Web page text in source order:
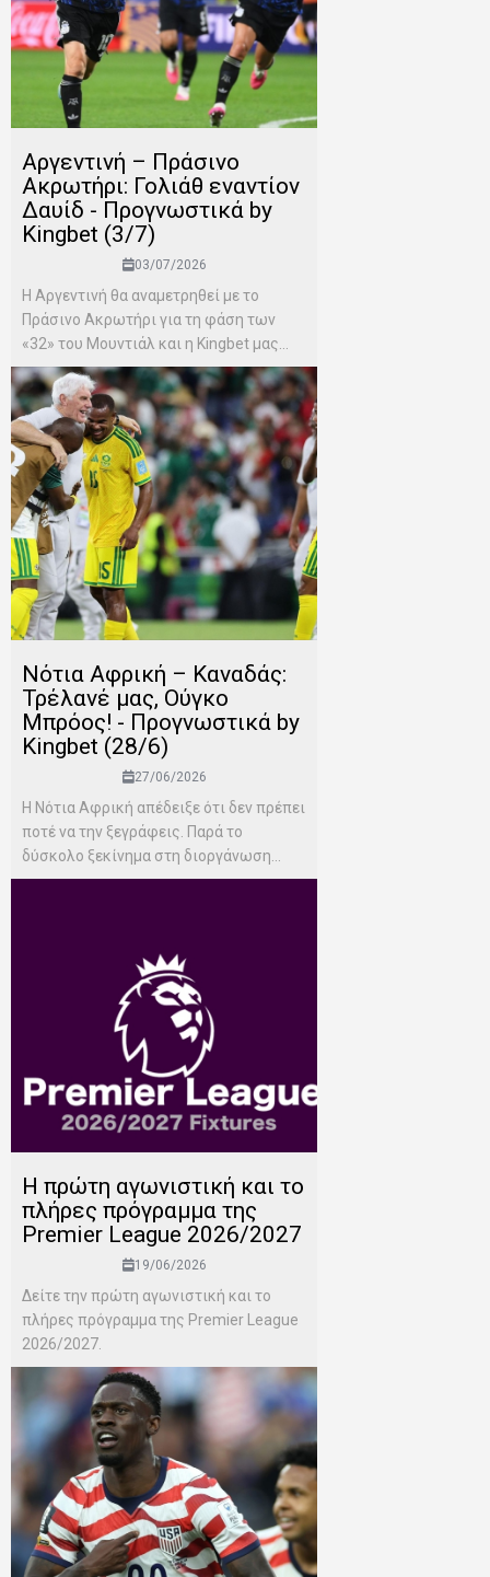
Αργεντινή – Πράσινο
Ακρωτήρι: Γολιάθ εναντίον
Δαυίδ - Προγνωστικά by
Kingbet (3/7)
03/07/2026
Η Αργεντινή θα αναμετρηθεί με το
Πράσινο Ακρωτήρι για τη φάση των
«32» του Μουντιάλ και η Kingbet μας...
Νότια Αφρική – Καναδάς:
Τρέλανέ μας, Ούγκο
Μπρόος! - Προγνωστικά by
Kingbet (28/6)
27/06/2026
Η Νότια Αφρική απέδειξε ότι δεν πρέπει
ποτέ να την ξεγράφεις. Παρά το
δύσκολο ξεκίνημα στη διοργάνωση...
H πρώτη αγωνιστική και το
πλήρες πρόγραμμα της
Premier League 2026/2027
19/06/2026
Δείτε την πρώτη αγωνιστική και το
πλήρες πρόγραμμα της Premier League
2026/2027.